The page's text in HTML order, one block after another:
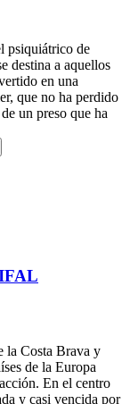
psiquiátrico de
destina a aquellos
en una
que no ha perdido
un preso que ha
la Costa Brava y
de la Europa
En el centro
y casi vencida por